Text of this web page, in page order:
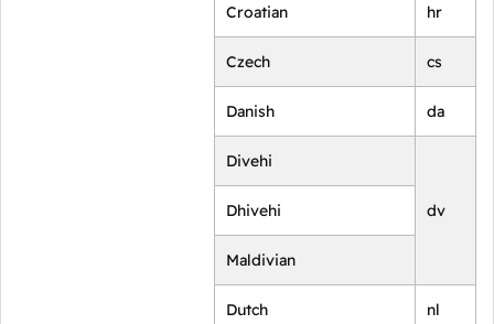
Croatian hr
Czech cs
Danish da
Divehi
dv
Dhivehi
Maldivian
Dutch nl